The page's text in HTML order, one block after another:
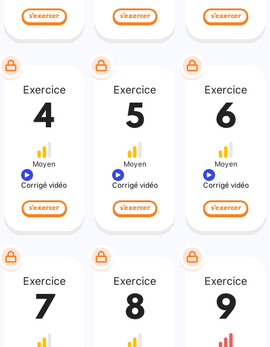
s'exercer s'exercer s'exercer
Exercice
4
Moyen
Corrigé vidéo
s'exercer
Exercice
5
Moyen
Corrigé vidéo
s'exercer
Exercice
6
Moyen
Corrigé vidéo
s'exercer
Exercice
7
Exercice
8
Exercice
9